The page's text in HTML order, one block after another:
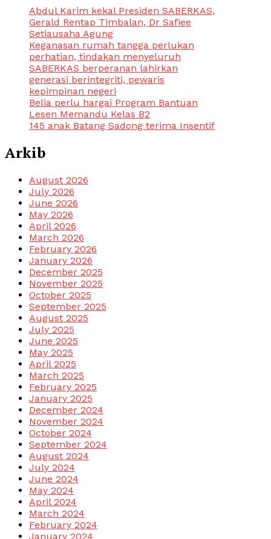
Abdul Karim kekal Presiden SABERKAS,
Gerald Rentap Timbalan, Dr Safiee
Setiausaha Agung
Keganasan rumah tangga perlukan
perhatian, tindakan menyeluruh
SABERKAS berperanan lahirkan
generasi berintegriti, pewaris
kepimpinan negeri
Belia perlu hargai Program Bantuan
Lesen Memandu Kelas B2
145 anak Batang Sadong terima Insentif
Arkib
August 2026
July 2026
June 2026
May 2026
April 2026
March 2026
February 2026
January 2026
December 2025
November 2025
October 2025
September 2025
August 2025
July 2025
June 2025
May 2025
April 2025
March 2025
February 2025
January 2025
December 2024
November 2024
October 2024
September 2024
August 2024
July 2024
June 2024
May 2024
April 2024
March 2024
February 2024
January 2024